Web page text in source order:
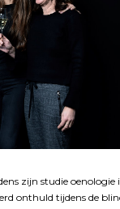
zijn studie
onthuld tijdens de